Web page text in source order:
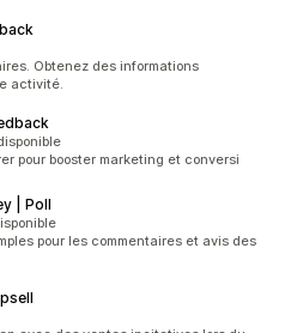
Obtenez des informations
activité.
pour booster marketing et conversi
| Poll
pour les commentaires et avis des